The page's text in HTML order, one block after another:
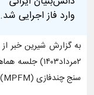
وارد فاز اجرایی شد.
به گزارش شیرین خبر
۲مرداد۱۴۰۳)
سنج چندفازی (MPFM) در شرکت نفت و گاز اروندان برگزار شد.